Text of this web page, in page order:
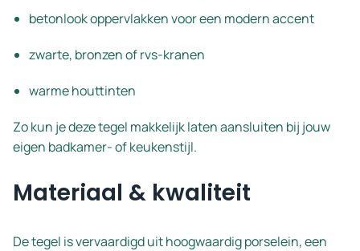
betonlook oppervlakken voor een modern accent
zwarte, bronzen of rvs-kranen
warme houttinten
Zo kun je deze tegel makkelijk laten aansluiten bij jouw
eigen badkamer- of keukenstijl.
Materiaal & kwaliteit
De tegel is vervaardigd uit hoogwaardig porselein, een